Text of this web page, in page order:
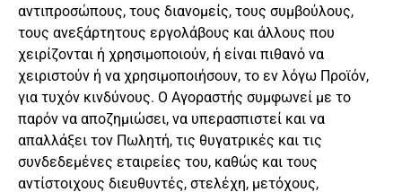
αντιπροσώπους, τους διανομείς, τους συμβούλους,
τους ανεξάρτητους εργολάβους και άλλους που
χειρίζονται ή χρησιμοποιούν, ή είναι πιθανό να
χειριστούν ή να χρησιμοποιήσουν, το εν λόγω Προϊόν,
για τυχόν κινδύνους. Ο Αγοραστής συμφωνεί με το
παρόν να αποζημιώσει, να υπερασπιστεί και να
απαλλάξει τον Πωλητή, τις θυγατρικές και τις
συνδεδεμένες εταιρείες του, καθώς και τους
αντίστοιχους διευθυντές, στελέχη, μετόχους,